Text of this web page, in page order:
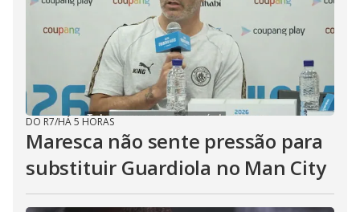
DO R7/HÁ 5 HORAS
Maresca não sente pressão para
substituir Guardiola no Man City